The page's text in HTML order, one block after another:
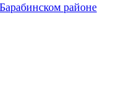
районе